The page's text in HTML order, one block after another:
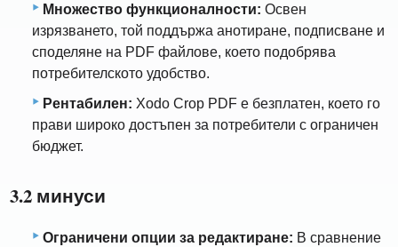
Множество функционалности: Освен
изрязването, той поддържа анотиране, подписване и
споделяне на PDF файлове, което подобрява
потребителското удобство.
Рентабилен: Xodo Crop PDF е безплатен, което го
прави широко достъпен за потребители с ограничен
бюджет.
3.2 минуси
Ограничени опции за редактиране: В сравнение